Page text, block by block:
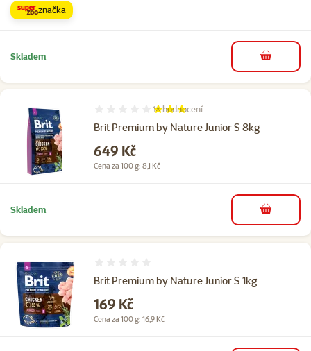
značka
Skladem do košíku
Brit Premium by Nature Junior S 8kg
Hodnocení 60%, počet hodnocení: 1
1×hodnocení
Cena
649 Kč
Cena za 100 g: 8,1 Kč
Skladem do košíku
Brit Premium by Nature Junior S 1kg
Cena
169 Kč
Cena za 100 g: 16,9 Kč